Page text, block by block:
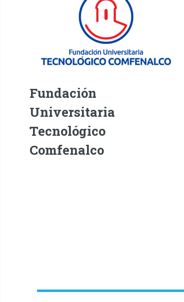
Fundación
Universitaria
Tecnológico
Comfenalco